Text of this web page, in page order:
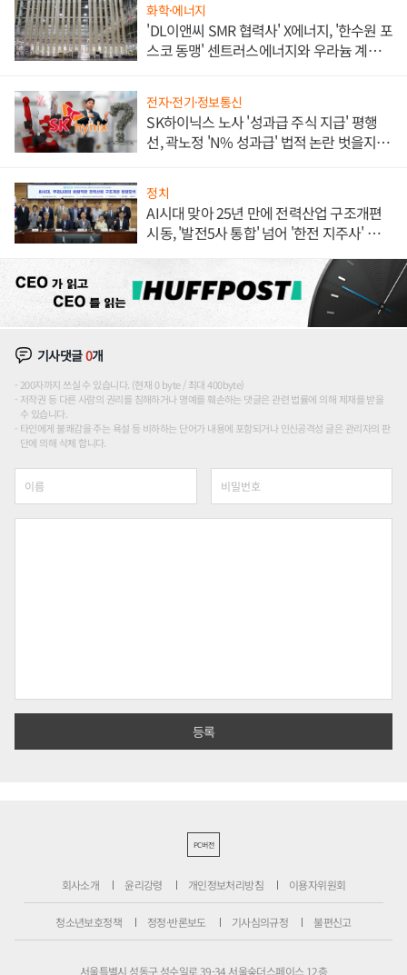
화학·에너지
'DL이앤씨 SMR 협력사' X에너지, '한수원 포
스코 동맹' 센트러스에너지와 우라늄 계약
전자·전기·정보통신
SK하이닉스 노사 '성과급 주식 지급' 평행
선, 곽노정 'N% 성과급' 법적 논란 벗을지 주
정치
AI시대 맞아 25년 만에 전력산업 구조개편
시동, '발전5사 통합' 넘어 '한전 지주사' 재편
기사댓글0개
200자까지 쓰실 수 있습니다. (현재 0 byte / 최대 400byte)
저작권 등 다른 사람의 권리를 침해하거나 명예를 훼손하는 댓글은 관련 법률에 의해 제재를 받을
수 있습니다.
타인에게 불쾌감을 주는 욕설 등 비하하는 단어가 내용에 포함되거나 인신공격성 글은 관리자의 판
단에 의해 삭제 합니다.
PC버전
회사소개 윤리강령 개인정보처리방침 이용자위원회
청소년보호정책 정정·반론보도 기사심의규정 불편신고
서울특별시 성동구 성수일로 39-34 서울숲더스페이스 12층